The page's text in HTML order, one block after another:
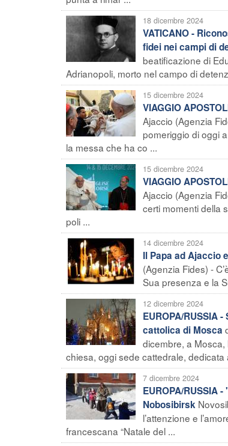
18 dicembre 2024
VATICANO -
fidei nei campi di
beatificazione di
Adrianopoli, morto nel campo di
15 dicembre 2024
VIAGGIO
Ajaccio (Agenzia
pomeriggio di oggi
la messa che ha co ...
15 dicembre 2024
VIAGGIO
Ajaccio (Agenzia
certi momenti della
poli ...
14 dicembre 2024
Il Papa ad Ajaccio
(Agenzia Fides) -
Sua presenza e la
12 dicembre 2024
EUROPA/RUSSIA
cattolica di Mosca
dicembre, a
chiesa, oggi sede cattedrale, dedicata
7 dicembre 2024
EUROPA/RUSSIA
Nobosibirsk
l’attenzione e
francescana “Natale del ...